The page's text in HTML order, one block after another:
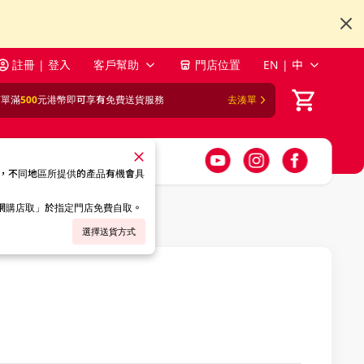
註冊 | 登入 客戶幫助 門店位置 EN | 中
滿500元港幣即可享有免費送貨服務 去湊單
不同地區所提供的產品有機會具
店取」於指定門店免費自取。
選擇送貨方式